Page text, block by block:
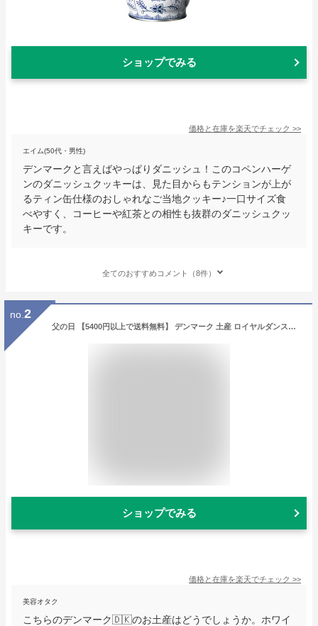
ショップでみる
価格と在庫を楽天でチェック >>
エイム(50代・男性)
デンマークと言えばやっぱりダニッシュ！このコペンハーゲ
ンのダニッシュクッキーは、見た目からもテンションが上が
るティン缶仕様のおしゃれなご当地クッキー♪一口サイズ食
べやすく、コーヒーや紅茶との相性も抜群のダニッシュクッ
キーです。
全てのおすすめコメント（8件）
no. 2
父の日 【5400円以上で送料無料】 デンマーク 土産 ロイヤルダンスク ホワイトチョコ＆ラズベリークッキー お菓子缶 【251253】
ショップでみる
価格と在庫を楽天でチェック >>
美容オタク
こちらのデンマーク🇩🇰のお土産はどうでしょうか。ホワイ